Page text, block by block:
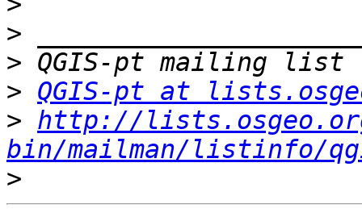
>
>
> QGIS-pt at
> http://
bin/mailman/listinfo/
>